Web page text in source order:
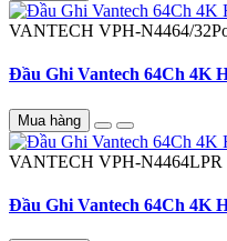
VANTECH VPH-N4464/
Đầu Ghi Vantech 64Ch 4K
Mua hàng
VANTECH VPH-N4464LPR
Đầu Ghi Vantech 64Ch 4K